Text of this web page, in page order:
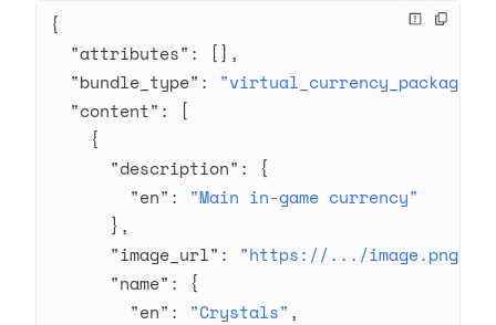
{
  "attributes"
: [],
  "bundle_type"
: "virtual_currency_package"
  "content"
: [
    {
      "description"
: {
        "en"
: "Main in-game currency"
      },
      "image_url"
: "https://.../image.png"
      "name"
: {
        "en"
: "Crystals" ,